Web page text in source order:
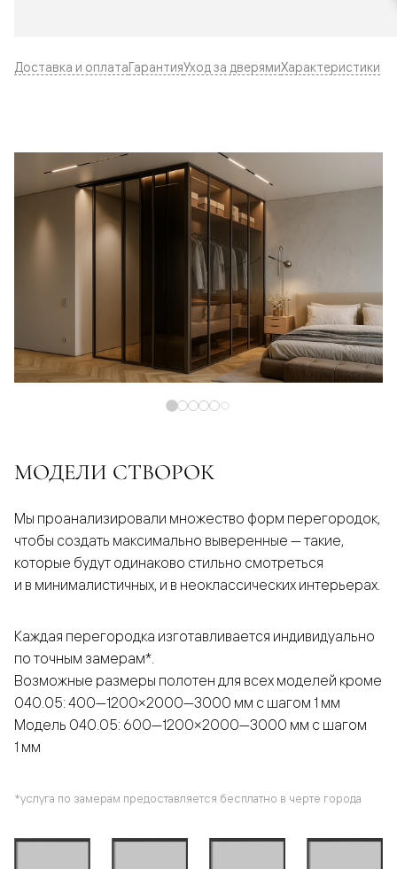
Доставка и оплатаГарантияУход за дверямиХарактеристики
МОДЕЛИ СТВОРОК
Мы проанализировали множество форм перегородок,
чтобы создать максимально выверенные — такие,
которые будут одинаково стильно смотреться
и в минималистичных, и в неоклассических интерьерах.
Каждая перегородка изготавливается индивидуально
по точным замерам*.
Возможные размеры полотен для всех моделей кроме
040.05: 400—1200×2000—3000 мм с шагом 1 мм
Модель 040.05: 600—1200×2000—3000 мм с шагом
1 мм
*услуга по замерам предоставляется бесплатно в черте города